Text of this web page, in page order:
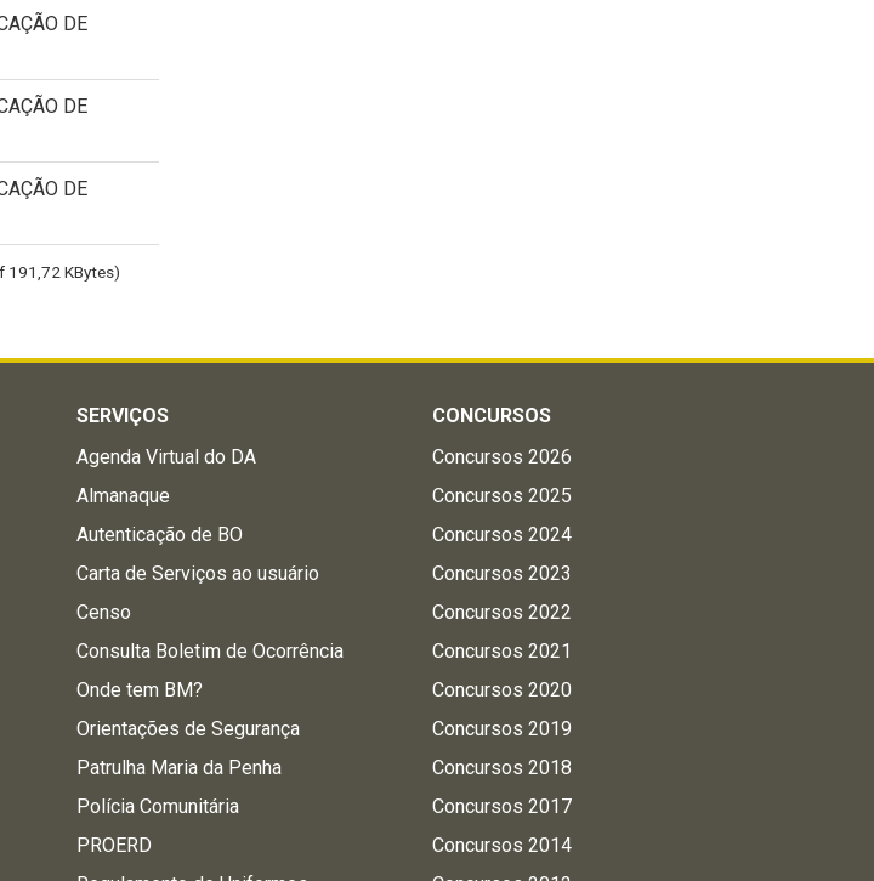
DE
DE
DE
191,72 KBytes)
SERVIÇOS
Agenda Virtual do DA
Almanaque
Autenticação de BO
Carta de Serviços ao usuário
Censo
Consulta Boletim de Ocorrência
Onde tem BM?
Orientações de Segurança
Patrulha Maria da Penha
Polícia Comunitária
PROERD
CONCURSOS
Concursos 2026
Concursos 2025
Concursos 2024
Concursos 2023
Concursos 2022
Concursos 2021
Concursos 2020
Concursos 2019
Concursos 2018
Concursos 2017
Concursos 2014